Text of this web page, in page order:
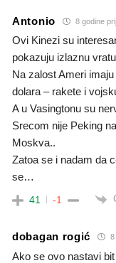
Antonio 8 godine
Ovi Kinezi su
pokazuju izlaznu
Na zalost Ameri
dolara – rakete i
A u Vasingtonu su
Srecom nije Peking
Moskva..
Zatoa se i nadam da
se…
41 -1
dobagan rogić 8
Ako se ovo nastavi